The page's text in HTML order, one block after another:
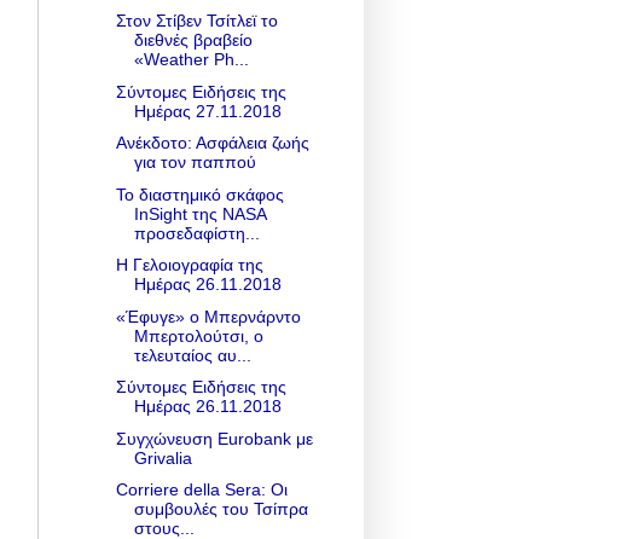
Στον Στίβεν Τσίτλεϊ το
διεθνές βραβείο
«Weather Ph...
Σύντομες Ειδήσεις της
Ημέρας 27.11.2018
Ανέκδοτο: Ασφάλεια ζωής
για τον παππού
Το διαστημικό σκάφος
InSight της NASA
προσεδαφίστη...
Η Γελοιογραφία της
Ημέρας 26.11.2018
«Έφυγε» ο Μπερνάρντο
Μπερτολούτσι, ο
τελευταίος αυ...
Σύντομες Ειδήσεις της
Ημέρας 26.11.2018
Συγχώνευση Eurobank με
Grivalia
Corriere della Sera: Οι
συμβουλές του Τσίπρα
στους...